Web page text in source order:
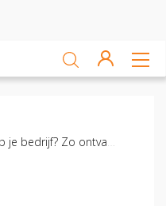
Sluiten
Organiseer je een open dag op je bedrijf? Zo ontvang je veilig bezoek!